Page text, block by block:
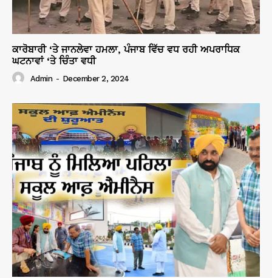
ਕਾਰੋਬਾਰੀ ‘ਤੇ ਜਾਨਲੇਵਾ ਹਮਲਾ, ਪੰਜਾਬ ਵਿੱਚ ਵਧ ਰਹੀ ਅਪਰਾਧਿਕ
ਘਟਨਾਵਾਂ ‘ਤੇ ਚਿੰਤਾ ਵਧੀ
Admin - December 2, 2024